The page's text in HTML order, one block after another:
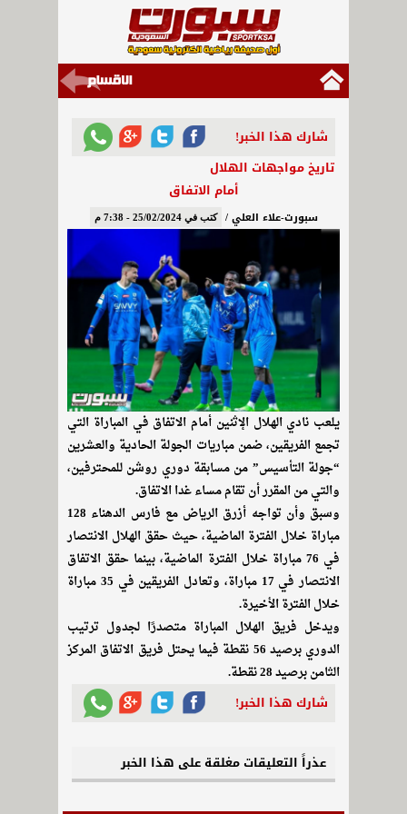
شارك هذا الخبر!
تاريخ مواجهات الهلال
أمام الاتفاق
سبورت-علاء العلي / كتب في 25/02/2024 - 7:38 م
يلعب نادي الهلال الإثنين أمام الاتفاق في المباراة التي
تجمع الفريقين، ضمن مباريات الجولة الحادية والعشرين
“جولة التأسيس” من مسابقة دوري روشن للمحترفين،
والتي من المقرر أن تقام مساء غدا الاتفاق.
وسبق وأن تواجه أزرق الرياض مع فارس الدهناء 128
مباراة خلال الفترة الماضية، حيث حقق الهلال الانتصار
في 76 مباراة خلال الفترة الماضية، بينما حقق الاتفاق
الانتصار في 17 مباراة، وتعادل الفريقين في 35 مباراة
خلال الفترة الأخيرة.
ويدخل فريق الهلال المباراة متصدرًا لجدول ترتيب
الدوري برصيد 56 نقطة فيما يحتل فريق الاتفاق المركز
الثامن برصيد 28 نقطة.
شارك هذا الخبر!
عذراً التعليقات مغلقة على هذا الخبر